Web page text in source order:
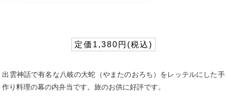
定価1,380円(税込)
出雲神話で有名な八岐の大蛇（やまたのおろち）をレッテルにした手
作り料理の幕の内弁当です。旅のお供に好評です。